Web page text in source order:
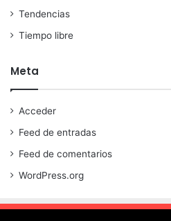
Tendencias
Tiempo libre
Meta
Acceder
Feed de entradas
Feed de comentarios
WordPress.org